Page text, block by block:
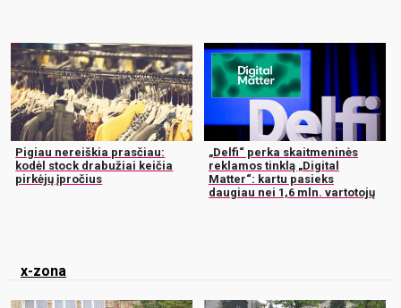
Pigiau nereiškia prasčiau:
kodėl stock drabužiai keičia
pirkėjų įpročius
„Delfi“ perka skaitmeninės
reklamos tinklą „Digital
Matter“: kartu pasieks
daugiau nei 1,6 mln. vartotojų
x-zona